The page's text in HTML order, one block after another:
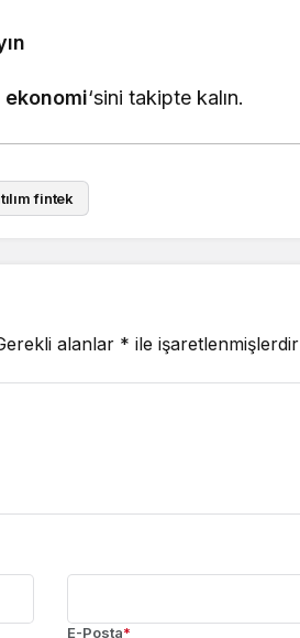
ekonomi‘sini takipte kalın.
fintek
alanlar * ile işaretlenmişlerdir
E-Posta*